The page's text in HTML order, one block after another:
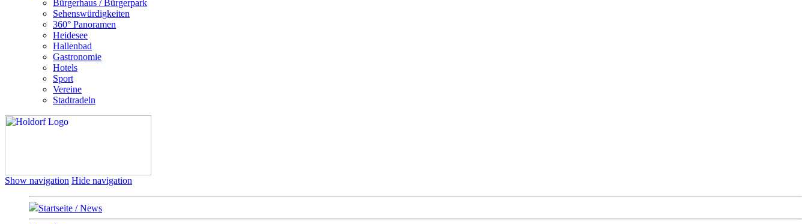
Bürgerhaus / Bürgerpark
Sehenswürdigkeiten
360° Panoramen
Heidesee
Hallenbad
Gastronomie
Hotels
Sport
Vereine
Stadtradeln
Show navigation Hide navigation
Startseite / News